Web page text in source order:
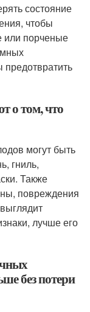
состояние
чтобы
или порченые
предотвратить
о том, что
могут быть
гниль,
Также
повреждения
лучше его
без потери